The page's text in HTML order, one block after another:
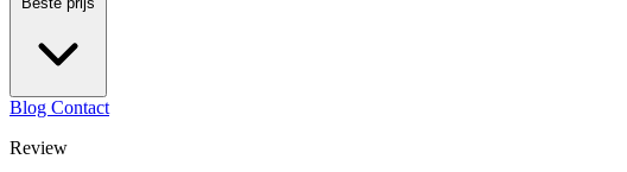
Blog Contact
Review